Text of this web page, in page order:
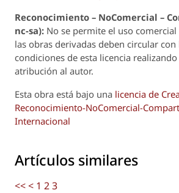
Reconocimiento – NoComercial –
nc-sa): No se permite el uso
las obras derivadas deben circular con
condiciones de esta licencia
atribución al autor.
Esta obra está bajo una licencia de
Reconocimiento-NoComercial-
Internacional
Artículos similares
<<< 1 23